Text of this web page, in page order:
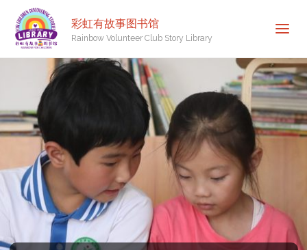
彩虹有故事图书馆
Rainbow Volunteer Club Story Library